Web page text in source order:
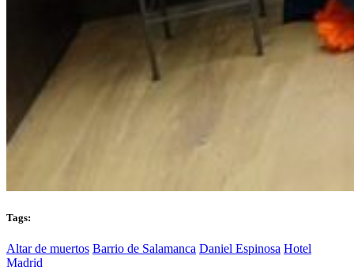
Tags:
Altar de muertos Barrio de Salamanca Daniel Espinosa Hotel
Madrid